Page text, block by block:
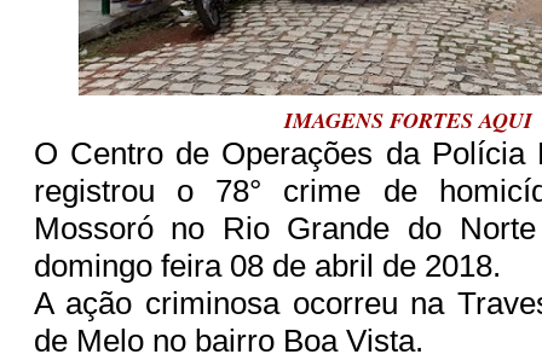
IMAGENS FORTES AQUI
O Centro de Operações da Polícia
registrou o 78° crime de
Mossoró no Rio Grande do
domingo feira 08 de abril de 2018.
A ação criminosa ocorreu na
de Melo no bairro Boa Vista.